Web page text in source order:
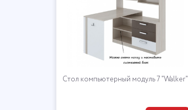
Стол компьютерный модуль 7 "Walker"